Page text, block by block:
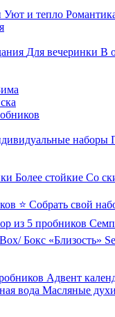
Уют и тепло
Для вечеринки В
наборы
Более стойкие Со
⭐ Собрать свой
из 5 пробников
Бокс «Близость»
Адвент
вода Масляные духи